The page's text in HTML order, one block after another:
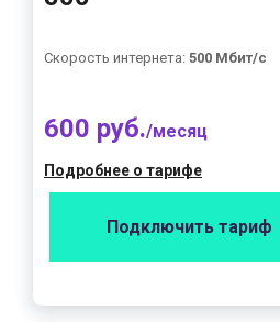
Скорость интернета: 500 Мбит/с
600 руб./месяц
Подробнее о тарифе
Подключить тариф